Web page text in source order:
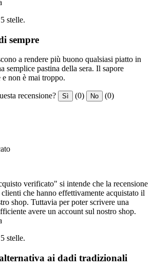
stelle.
sempre
a rendere più buono qualsiasi piatto in
semplice pastina della sera. Il sapore
e non è mai troppo.
recensione? Sì (0) No (0)
verificato" si intende che la recensione
clienti che hanno effettivamente acquistato il
shop. Tuttavia per poter scrivere una
avere un account sul nostro shop.
stelle.
ai dadi tradizionali